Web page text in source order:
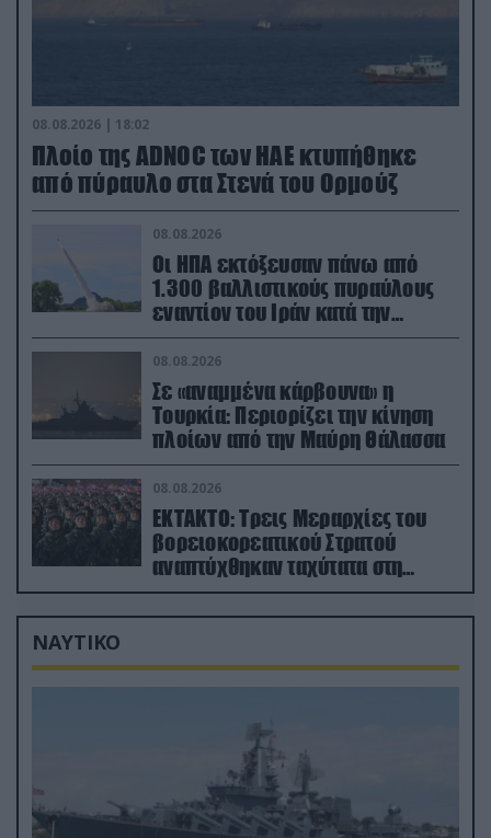
08.08.2026 | 18:02
Πλοίο της ADNOC των ΗΑΕ κτυπήθηκε
από πύραυλο στα Στενά του Ορμούζ
08.08.2026
Οι ΗΠΑ εκτόξευσαν πάνω από
1.300 βαλλιστικούς πυραύλους
εναντίον του Ιράν κατά την
διάρκεια του πολέμου
08.08.2026
Σε «αναμμένα κάρβουνα» η
Τουρκία: Περιορίζει την κίνηση
πλοίων από την Μαύρη Θάλασσα
08.08.2026
ΕΚΤΑΚΤΟ: Τρεις Μεραρχίες του
βορειοκορεατικού Στρατού
αναπτύχθηκαν ταχύτατα στη
Ρωσία
ΝΑΥΤΙΚΟ